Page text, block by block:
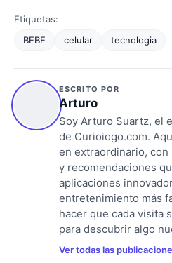
Etiquetas:
BEBE
celular tecnologia
ESCRITO POR
Arturo
Soy Arturo Suartz, el
de Curioiogo.com.
en extraordinario,
y recomendaciones
aplicaciones
entretenimiento más
hacer que cada visita
para descubrir algo
Ver todas las